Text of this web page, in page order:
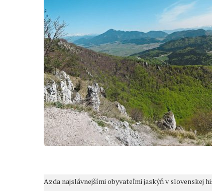
Azda najslávnejšími obyvateľmi jaskýň v slovenskej